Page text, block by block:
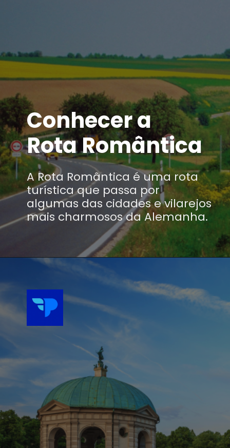
Conhecer a
Rota Romântica
A Rota Romântica é uma rota
turística que passa por
algumas das cidades e vilarejos
mais charmosos da Alemanha.